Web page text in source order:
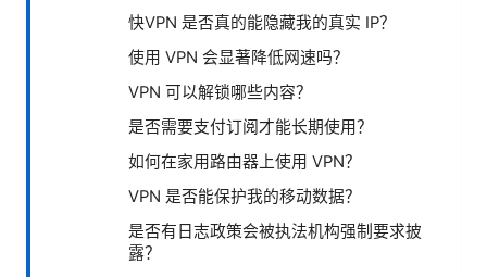
快VPN 是否真的能隐藏我的真实 IP？
使用 VPN 会显著降低网速吗？
VPN 可以解锁哪些内容？
是否需要支付订阅才能长期使用？
如何在家用路由器上使用 VPN？
VPN 是否能保护我的移动数据？
是否有日志政策会被执法机构强制要求披
露？